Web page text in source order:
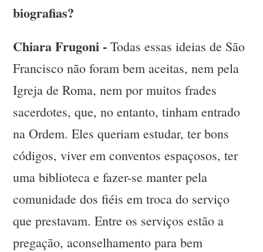
biografias?
Chiara Frugoni - Todas essas ideias de São
Francisco não foram bem aceitas, nem pela
Igreja de Roma, nem por muitos frades
sacerdotes, que, no entanto, tinham entrado
na Ordem. Eles queriam estudar, ter bons
códigos, viver em conventos espaçosos, ter
uma biblioteca e fazer-se manter pela
comunidade dos fiéis em troca do serviço
que prestavam. Entre os serviços estão a
pregação, aconselhamento para bem